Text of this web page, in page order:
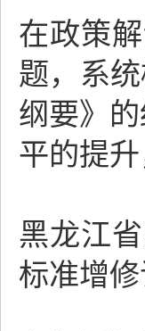
在政策
题，系
纲要》
平的提
黑龙江
标准增